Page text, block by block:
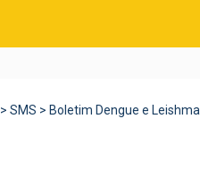
> SMS > Boletim Dengue e